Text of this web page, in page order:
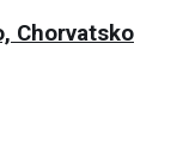
Chorvatsko